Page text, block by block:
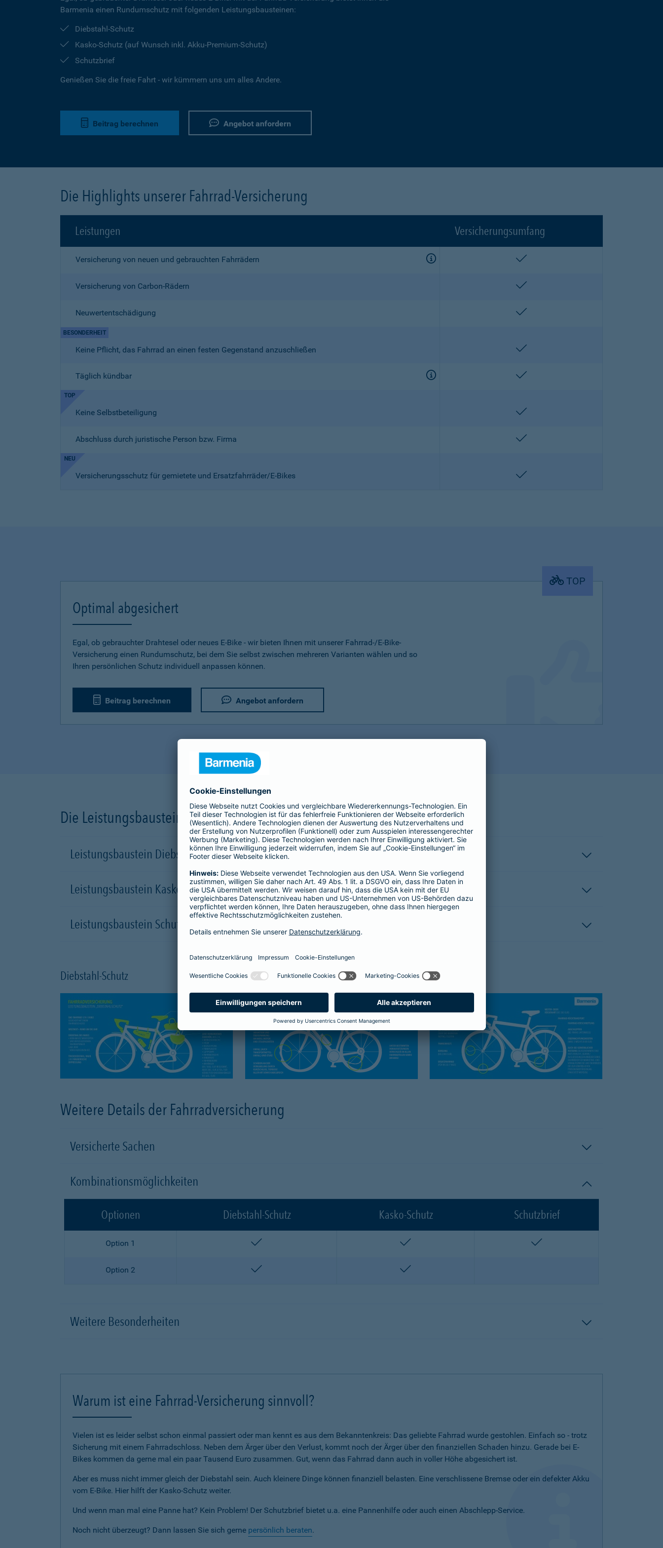
Barmenia einen Rundumschutz mit folgenden Leistungsbausteinen:
Diebstahl-Schutz
Kasko-Schutz (auf Wunsch inkl. Akku-Premium-Schutz)
Schutzbrief
Genießen Sie die freie Fahrt - wir kümmern uns um alles Andere.
Beitrag berechnen Angebot anfordern
Die Highlights unserer Fahrrad-Versicherung
Leistungen Versicherungsumfang
Versicherung von neuen und gebrauchten Fahrrädern enthalten
Versicherung von Carbon-Rädern enthalten
Neuwertentschädigung enthalten
Keine Pflicht, das Fahrrad an einen festen Gegenstand anzuschließen
BESONDERHEIT
enthalten
Täglich kündbar enthalten
TOP
Keine Selbstbeteiligung enthalten
Abschluss durch juristische Person bzw. Firma enthalten
NEU
Versicherungsschutz für gemietete und Ersatzfahrräder/E-Bikes enthalten
TOP
Optimal abgesichert
Egal, ob gebrauchter Drahtesel oder neues E-Bike - wir bieten Ihnen mit unserer Fahrrad-/E-Bike-
Versicherung einen Rundumschutz, bei dem Sie selbst zwischen mehreren Varianten wählen und so
Ihren persönlichen Schutz individuell anpassen können.
Beitrag berechnen Angebot anfordern
Die Leistungsbausteine unserer Fahrradversicherung im Detail
Leistungsbaustein Diebstahl-Schutz
Leistungsbaustein Kasko-Schutz
Leistungsbaustein Schutzbrief
Diebstahl-Schutz Kasko-Schutz Schutzbrief
Weitere Details der Fahrradversicherung
Versicherte Sachen
Kombinationsmöglichkeiten
Optionen Diebstahl-Schutz Kasko-Schutz Schutzbrief
Option 1 enthalten
Option 2
Weitere Besonderheiten
Warum ist eine Fahrrad-Versicherung sinnvoll?
Vielen ist es leider selbst schon einmal passiert oder man kennt es aus dem Bekanntenkreis: Das geliebte Fahrrad wurde gestohlen. Einfach so - trotz
Sicherung mit einem Fahrradschloss. Neben dem Ärger über den Verlust, kommt noch der Ärger über den finanziellen Schaden hinzu. Gerade bei E-
Bikes kommen da gerne mal ein paar Tausend Euro zusammen. Gut, wenn das Fahrrad dann auch in voller Höhe abgesichert ist.
Aber es muss nicht immer gleich der Diebstahl sein. Auch kleinere Dinge können finanziell belasten. Eine verschlissene Bremse oder ein defekter Akku
vom E-Bike. Hier hilft der Kasko-Schutz weiter.
Und wenn man mal eine Panne hat? Kein Problem! Der Schutzbrief bietet u.a. eine Pannenhilfe oder auch einen Abschlepp-Service.
Noch nicht überzeugt? Dann lassen Sie sich gerne persönlich beraten.